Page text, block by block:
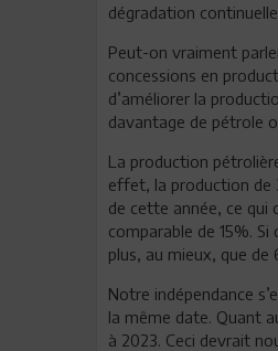
dégradation
Peut-on vraiment
concessions en
d’améliorer la
davantage de pétrole
La production
effet, la production de
de cette année, ce qui
comparable de 15%.
plus, au mieux, que
Notre indépendance
la même date. Quant
à 2023. Ceci devrait